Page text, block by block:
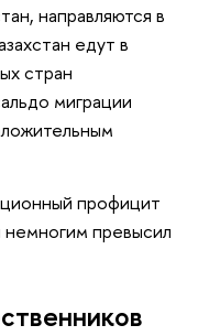
направляются в
едут в
стран
миграции
профицит
немногим превысил